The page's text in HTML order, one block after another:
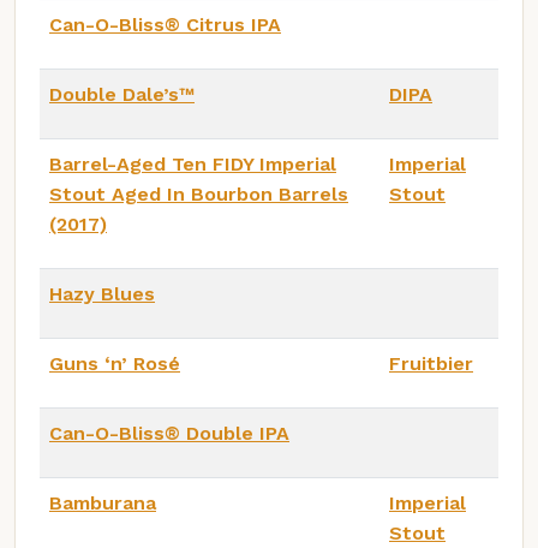
Can-O-Bliss® Citrus IPA
Double Dale’s™ DIPA
Barrel-Aged Ten FIDY Imperial
Stout Aged In Bourbon Barrels
(2017)
Imperial
Stout
Hazy Blues
Guns ‘n’ Rosé Fruitbier
Can-O-Bliss® Double IPA
Bamburana
Imperial
Stout